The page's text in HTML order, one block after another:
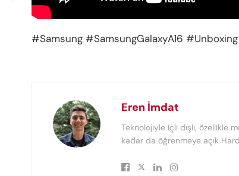
#Samsung #SamsungGalaxyA16 #Unboxing
Eren İmdat
Teknolojiyle içli dışlı, özellikle
kadar da öğrenmeye açık